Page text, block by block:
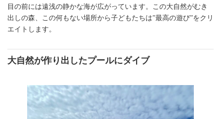
目の前には遠浅の静かな海が広がっています。この大自然がむき
出しの森、この何もない場所から子どもたちは”最高の遊び”をクリ
エイトします。
大自然が作り出したプールにダイブ